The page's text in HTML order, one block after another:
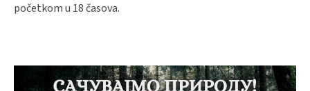
početkom u 18 časova.